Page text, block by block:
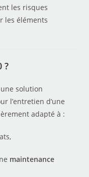
les risques
les éléments
?
solution
l’entretien d’une
adapté à :
maintenance